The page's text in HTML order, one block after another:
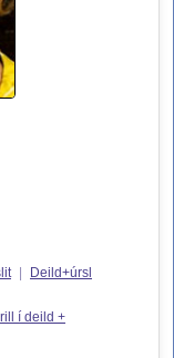
Deild+úrsl
í deild +